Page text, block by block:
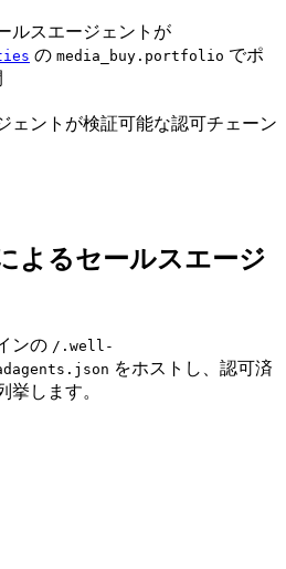
ルスエージェントが
の media_buy.portfolio でポ
ェントが検証可能な認可チェーン
よるセールスエージ
ンの /.well-
をホストし、認可済
挙します。